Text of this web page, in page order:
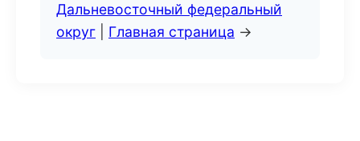
Дальневосточный федеральный
округ
Главная страница →